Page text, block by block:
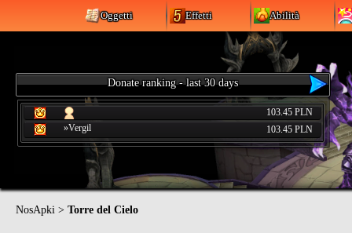
Oggetti Effetti Abilità
Donate ranking - last 30 days
103.45 PLN
»Vergil
103.45 PLN
NosApki > Torre del Cielo